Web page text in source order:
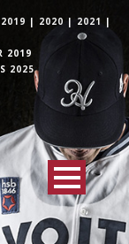
2019 | 2020 | 2021 |
2019
2025